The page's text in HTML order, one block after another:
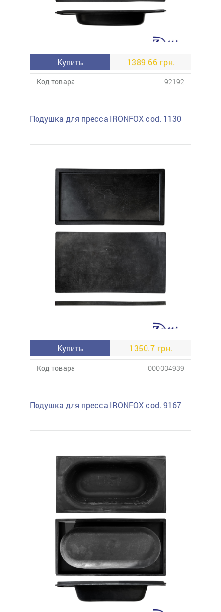
Купить 1389.66 грн.
Код товара 92192
Подушка для пресса IRONFOX cod. 1130
Купить 1350.7 грн.
Код товара 000004939
Подушка для пресса IRONFOX cod. 9167